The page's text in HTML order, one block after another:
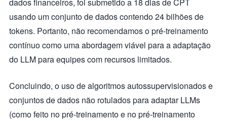
usando um conjunto de dados contendo 24 bilhões de
tokens. Portanto, não recomendamos o pré-treinamento
contínuo como uma abordagem viável para a adaptação
do LLM para equipes com recursos limitados.
Concluindo, o uso de algoritmos autossupervisionados e
conjuntos de dados não rotulados para adaptar LLMs
(como feito no pré-treinamento e no pré-treinamento